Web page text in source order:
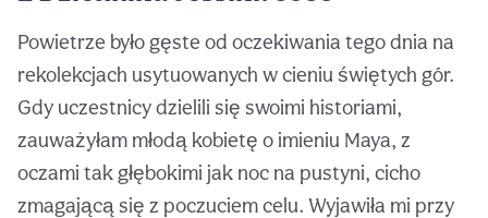
Powietrze było gęste od oczekiwania tego dnia na
rekolekcjach usytuowanych w cieniu świętych gór.
Gdy uczestnicy dzielili się swoimi historiami,
zauważyłam młodą kobietę o imieniu Maya, z
oczami tak głębokimi jak noc na pustyni, cicho
zmagającą się z poczuciem celu. Wyjawiła mi przy